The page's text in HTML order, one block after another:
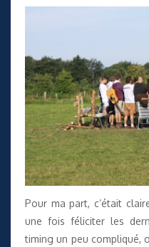
Pour ma part, c’était
une fois féliciter les
timing un peu compliqué,